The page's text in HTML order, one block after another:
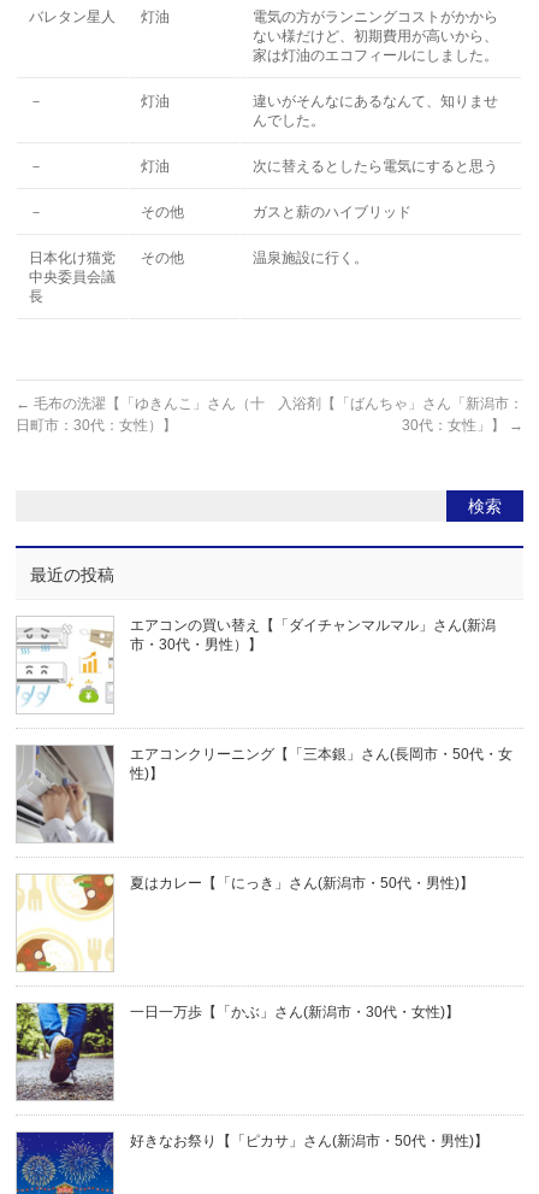
バレタン星人 灯油
電気の方がランニングコストがかから
ない様だけど、初期費用が高いから、
家は灯油のエコフィールにしました。
－ 灯油
違いがそんなにあるなんて、知りませ
んでした。
－ 灯油 次に替えるとしたら電気にすると思う
－ その他 ガスと薪のハイブリッド
日本化け猫党
中央委員会議
長
その他 温泉施設に行く。
← 毛布の洗濯【「ゆきんこ」さん（十
日町市：30代：女性）】
入浴剤【「ばんちゃ」さん「新潟市：
30代：女性」】
→
最近の投稿
エアコンの買い替え【「ダイチャンマルマル」さん(新潟
市・30代・男性）】
エアコンクリーニング【「三本銀」さん(長岡市・50代・女
性)】
夏はカレー【「にっき」さん(新潟市・50代・男性)】
一日一万歩【「かぶ」さん(新潟市・30代・女性)】
好きなお祭り【「ピカサ」さん(新潟市・50代・男性)】